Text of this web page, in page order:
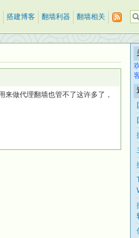
搭建博客 翻墙利器 翻墙相关
做代理翻墙也管不了这许多了，